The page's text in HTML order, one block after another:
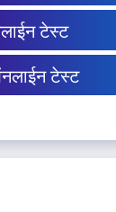
टेस्ट
टेस्ट